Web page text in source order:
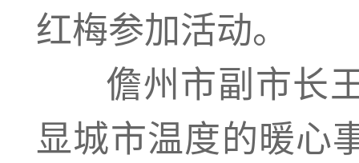
红梅参加活动。
儋州市副市长王
显城市温度的暖心